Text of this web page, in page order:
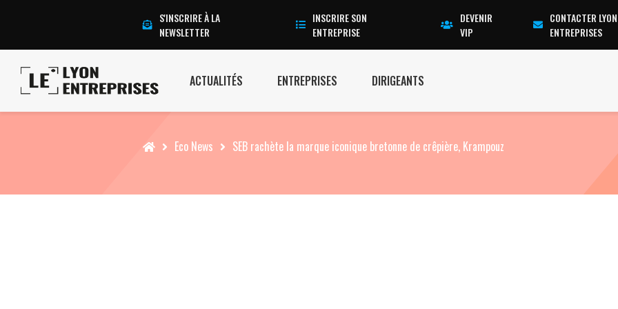
S'INSCRIRE À LA
NEWSLETTER
INSCRIRE SON
ENTREPRISE
DEVENIR
VIP
CONTACTER LYON
ENTREPRISES
ACTUALITÉS ENTREPRISES DIRIGEANTS
Accueil Eco News SEB rachète la marque iconique bretonne de crêpière, Krampouz